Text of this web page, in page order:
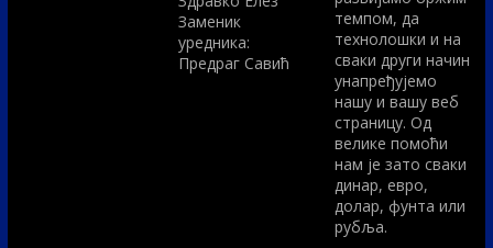
Заменик
уредника:
Предраг Савић
темпом, да
технолошки и на
сваки други начин
унапређујемо
нашу и вашу веб
страницу. Од
велике помоћи
нам је зато сваки
динар, евро,
долар, фунта или
рубља.